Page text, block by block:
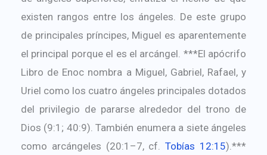
existen rangos entre los ángeles. De este grupo
de principales príncipes, Miguel es aparentemente
el principal porque el es el arcángel. ***El apócrifo
Libro de Enoc nombra a Miguel, Gabriel, Rafael, y
Uriel como los cuatro ángeles principales dotados
del privilegio de pararse alrededor del trono de
Dios (9:1; 40:9). También enumera a siete ángeles
como arcángeles (20:1–7, cf.Tobías 12:15).***